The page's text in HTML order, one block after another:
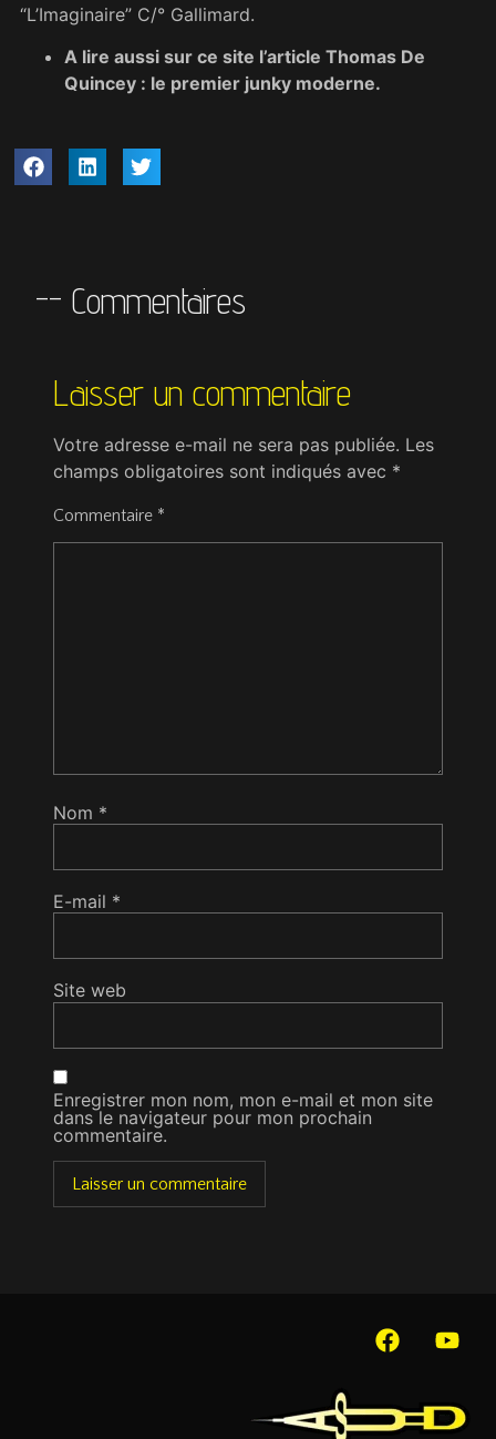
“L’Imaginaire” C/° Gallimard.
A lire aussi sur ce site l’article Thomas De
Quincey : le premier junky moderne.
-- Commentaires
Laisser un commentaire
Votre adresse e-mail ne sera pas publiée. Les
champs obligatoires sont indiqués avec *
Commentaire *
Nom *
E-mail *
Site web
Enregistrer mon nom, mon e-mail et mon site
dans le navigateur pour mon prochain
commentaire.